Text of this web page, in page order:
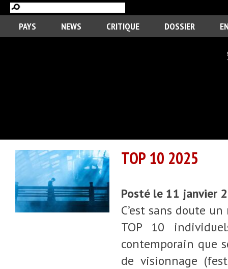
PAYS NEWS CRITIQUE DOSSIER
TOP 10 2025
Posté le 11 janvier
C’est sans doute
TOP 10
contemporain que
de visionnage